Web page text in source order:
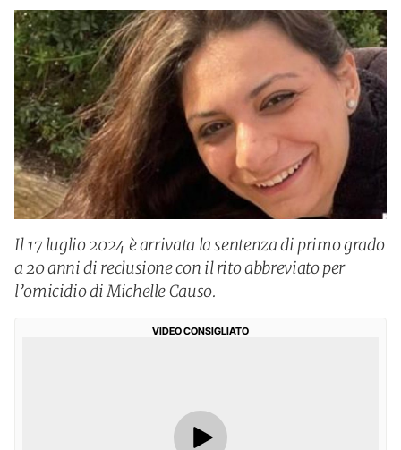
Il 17 luglio 2024 è arrivata la sentenza di primo grado
a 20 anni di reclusione con il rito abbreviato per
l’omicidio di Michelle Causo.
VIDEO CONSIGLIATO